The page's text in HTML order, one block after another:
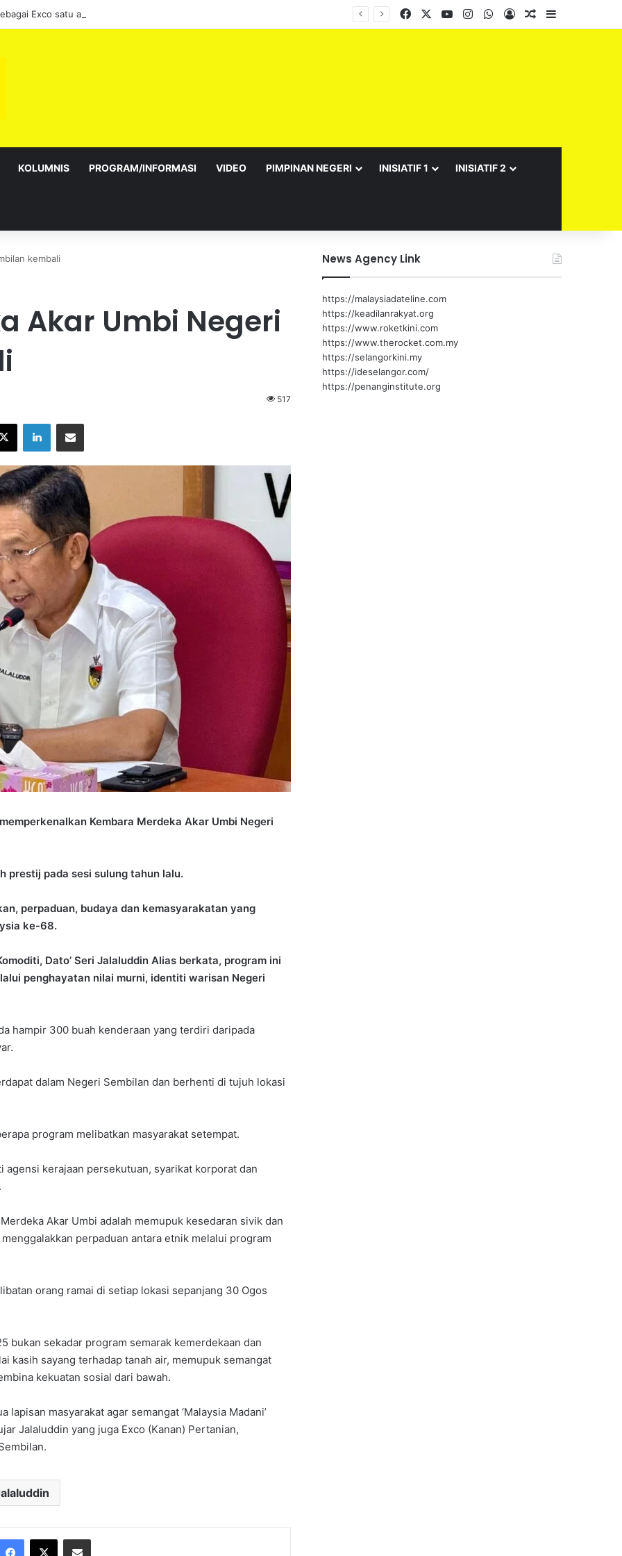
Exco satu amanah besar – Siow Kong Choon Facebook YouTubeInstagramWhatsApp
Log InRandom Article
KOLUMNIS PROGRAM/INFORMASI VIDEO PIMPINAN NEGERI INISIATIF 1 INISIATIF 2
kembali
Akar Umbi Negeri
517
Kembara Merdeka Akar Umbi Negeri
prestij pada sesi sulung tahun lalu.
perpaduan, budaya dan kemasyarakatan yang
ke-68.
Dato’ Seri Jalaluddin Alias berkata, program ini
penghayatan nilai murni, identiti warisan Negeri
hampir 300 buah kenderaan yang terdiri daripada
dalam Negeri Sembilan dan berhenti di tujuh lokasi
program melibatkan masyarakat setempat.
kerajaan persekutuan, syarikat korporat dan
Akar Umbi adalah memupuk kesedaran sivik dan
perpaduan antara etnik melalui program
orang ramai di setiap lokasi sepanjang 30 Ogos
bukan sekadar program semarak kemerdekaan dan
kasih sayang terhadap tanah air, memupuk semangat
kekuatan sosial dari bawah.
masyarakat agar semangat ‘Malaysia Madani’
Jalaluddin yang juga Exco (Kanan) Pertanian,
News Agency Link
https://malaysiadateline.com
https://keadilanrakyat.org
https://www.roketkini.com
https://www.therocket.com.my
https://selangorkini.my
https://ideselangor.com/
https://penanginstitute.org